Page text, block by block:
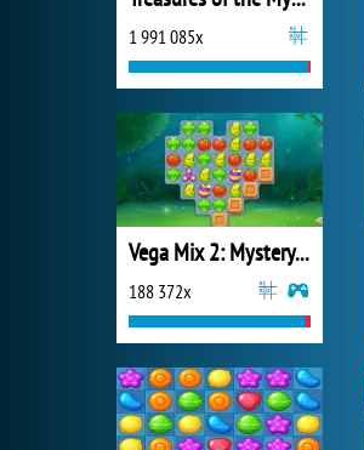
1 991 085x
Vega Mix 2: Mystery of Island
188 372x